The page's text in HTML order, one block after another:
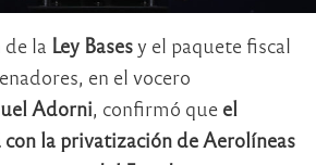
de la Ley Basesy el paquete fiscal
en el vocero
Adorni, confirmó que el
la privatización de Aerolíneas